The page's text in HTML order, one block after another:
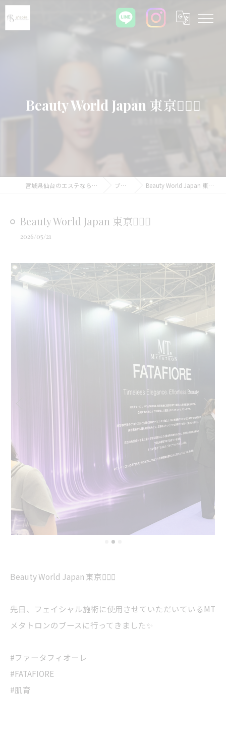
Beauty World Japan 東京💆‍♀️✨
宮城県仙台のエステならa'soin ブログ Beauty World Japan 東京💆‍♀️✨
Beauty World Japan 東京💆‍♀️✨
2026/05/21
Beauty World Japan 東京💆‍♀️✨
先日、フェイシャル施術に使用させていただいているMT
メタトロンのブースに行ってきました✨
#ファータフィオーレ
#FATAFIORE
#肌育